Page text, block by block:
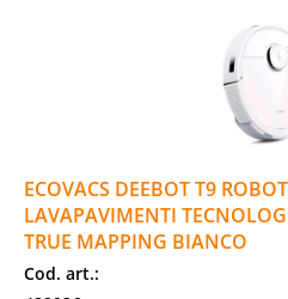
ECOVACS DEEBOT T9
LAVAPAVIMENTI
TRUE MAPPING BIANCO
Cod. art.: